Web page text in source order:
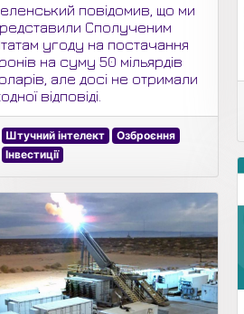
повідомив, що ми
Сполученим
угоду на постачання
на суму 50 мільярдів
але досі не отримали
відповіді.
Штучний інтелект
Озброєння
Інвестиції